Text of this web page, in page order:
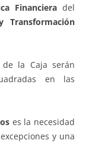
Financieradel
Transformación
la Caja serán
en las
es la necesidad
y una